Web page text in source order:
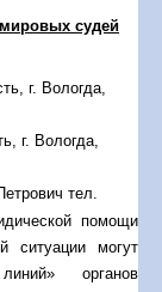
судей
г. Вологда,
г. Вологда,
тел.
помощи
ситуации могут
органов
120-ФЗ
и
№ 442-ФЗ
в Российской
года № 2712-ОЗ
органами